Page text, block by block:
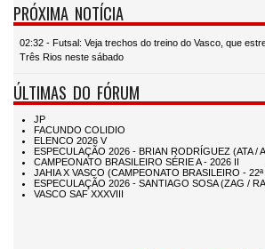
PRÓXIMA NOTÍCIA
02:32 - Futsal: Veja trechos do treino do Vasco, que
Três Rios neste sábado
ÚLTIMAS DO FÓRUM